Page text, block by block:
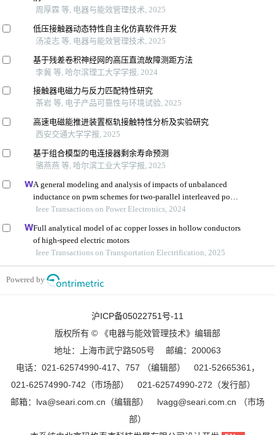
周厚霖 等, 电器与能效管理技术, 2025
低压接触器动态特性自主化仿真软件开发
汤凌志 等, 电器与能效管理技术, 2025
基于残差卷积神经网的高压直流故障测距方法
李冀 等, 哈尔滨理工大学学报, 2024
接触器电磁力与反力匹配特性研究
茶岩 等, 电子产品可靠性与环境试验, 2025
高速电磁能推进装置枢轨接触特性分析及实验研究
西安交通大学学报, 2025
基于组合模型的电连接器剩余寿命预测
骆燕燕 等, 哈尔滨工业大学学报, 2025
A general modeling and analysis of impacts of unbalanced
inductance on pwm schemes for two-parallel interleaved power
converters
Ieee Transactions on Power Electronics, 2024
Full analytical model of ac copper losses in hollow conductors
of high-speed electric motors
Ieee Transactions on Transportation Electrification, 2025
Powered by
沪ICP备05022751号-11
版权所有 © 《电器与能效管理技术》编辑部
地址：上海市武宁路505号 邮编：200063
电话：021-62574990-417、757 （编辑部） 021-52665361，
021-62574990-742（市场部） 021-62574990-272（发行部）
邮箱：lva@seari.com.cn（编辑部） lvagg@seari.com.cn （市场
部）